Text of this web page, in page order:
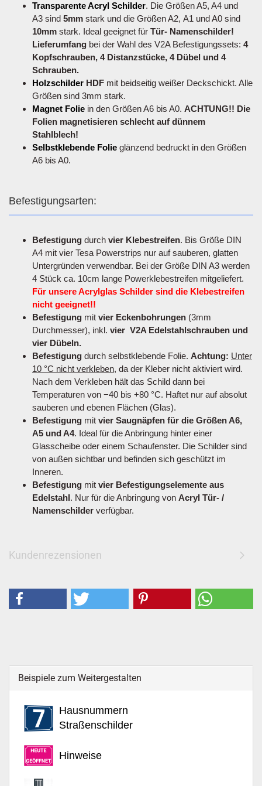
Transparente Acryl Schilder. Die Größen A5, A4 und
A3 sind 5mm stark und die Größen A2, A1 und A0 sind
10mm stark. Ideal geeignet für Tür- Namenschilder!
Lieferumfang bei der Wahl des V2A Befestigungssets: 4
Kopfschrauben, 4 Distanzstücke, 4 Dübel und 4
Schrauben.
Holzschilder HDF mit beidseitig weißer Deckschickt. Alle
Größen sind 3mm stark.
Magnet Folie in den Größen A6 bis A0. ACHTUNG!! Die
Folien magnetisieren schlecht auf dünnem
Stahlblech!
Selbstklebende Folie glänzend bedruckt in den Größen
A6 bis A0.
Befestigungsarten:
Befestigung durch vier Klebestreifen. Bis Größe DIN
A4 mit vier Tesa Powerstrips nur auf sauberen, glatten
Untergründen verwendbar. Bei der Größe DIN A3 werden
4 Stück ca. 10cm lange Powerklebestreifen mitgeliefert.
Für unsere Acrylglas Schilder sind die Klebestreifen
nicht geeignet!!
Befestigung mit vier Eckenbohrungen (3mm
Durchmesser), inkl. vier V2A Edelstahlschrauben und
vier Dübeln.
Befestigung durch selbstklebende Folie. Achtung: Unter
10 °C nicht verkleben, da der Kleber nicht aktiviert wird.
Nach dem Verkleben hält das Schild dann bei
Temperaturen von −40 bis +80 °C. Haftet nur auf absolut
sauberen und ebenen Flächen (Glas).
Befestigung mit vier Saugnäpfen für die Größen A6,
A5 und A4. Ideal für die Anbringung hinter einer
Glasscheibe oder einem Schaufenster. Die Schilder sind
von außen sichtbar und befinden sich geschützt im
Inneren.
Befestigung mit vier Befestigungselemente aus
Edelstahl. Nur für die Anbringung von Acryl Tür- /
Namenschilder verfügbar.
Kundenrezensionen
Beispiele zum Weitergestalten
Hausnummern
Straßenschilder
Hinweise